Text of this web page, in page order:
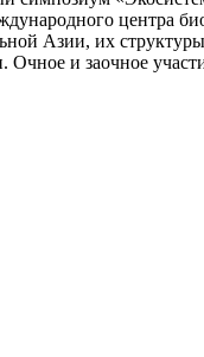
Азии, их
и заочное